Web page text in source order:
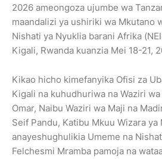
2026 ameongoza ujumbe wa
maandalizi ya ushiriki wa Mkutano
Nishati ya Nyuklia barani Afrika
Kigali, Rwanda kuanzia Mei 18-21,
Kikao hicho kimefanyika Ofisi za
Kigali na kuhudhuriwa na Waziri
Omar, Naibu Waziri wa Maji na
Seif Pandu, Katibu Mkuu Wizara ya
anayeshughulikia Umeme na
Felchesmi Mramba pamoja na